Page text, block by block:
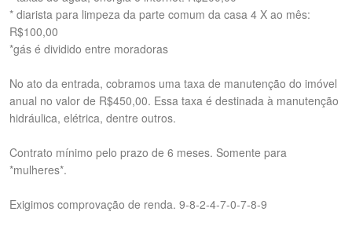
* ⁠diarista para limpeza da parte comum da casa 4 X ao mês:
R$100,00
*gás é dividido entre moradoras
No ato da entrada, cobramos uma taxa de manutenção do imóvel
anual no valor de R$450,00. Essa taxa é destinada à manutenção
hidráulica, elétrica, dentre outros.
Contrato mínimo pelo prazo de 6 meses. Somente para
*mulheres*.
Exigimos comprovação de renda. 9-8-2-4-7-0-7-8-9